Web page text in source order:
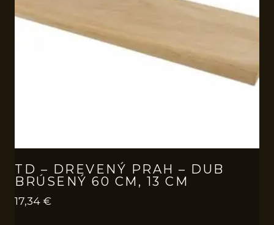
TD – DREVENÝ PRAH – DUB
BRÚSENÝ 60 CM, 13 CM
17,34 €